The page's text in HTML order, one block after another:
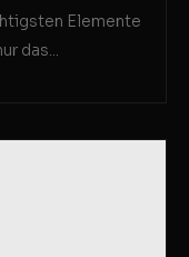
Elemente
das...